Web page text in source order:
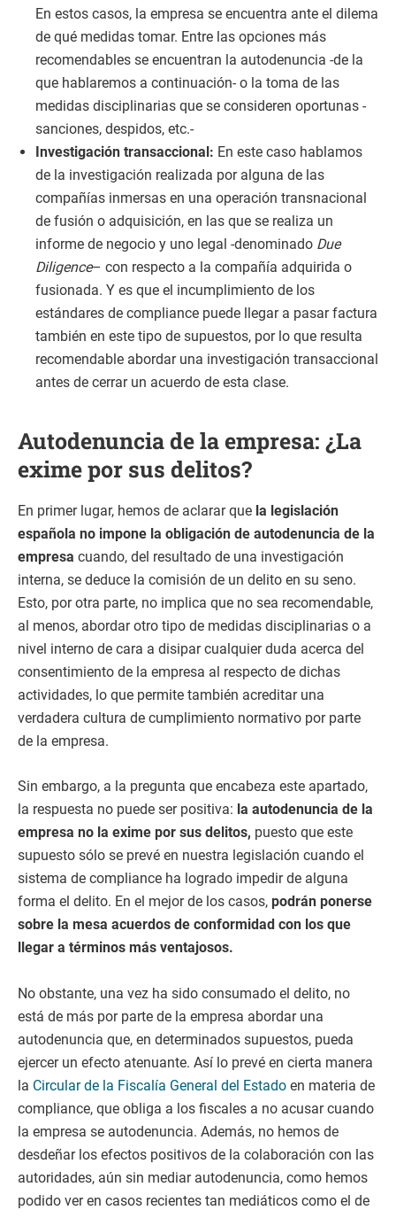
En estos casos, la empresa se encuentra ante el dilema
de qué medidas tomar. Entre las opciones más
recomendables se encuentran la autodenuncia -de la
que hablaremos a continuación- o la toma de las
medidas disciplinarias que se consideren oportunas -
sanciones, despidos, etc.-
Investigación transaccional: En este caso hablamos
de la investigación realizada por alguna de las
compañías inmersas en una operación transnacional
de fusión o adquisición, en las que se realiza un
informe de negocio y uno legal -denominado Due
Diligence– con respecto a la compañía adquirida o
fusionada. Y es que el incumplimiento de los
estándares de compliance puede llegar a pasar factura
también en este tipo de supuestos, por lo que resulta
recomendable abordar una investigación transaccional
antes de cerrar un acuerdo de esta clase.
Autodenuncia de la empresa: ¿La
exime por sus delitos?
En primer lugar, hemos de aclarar que la legislación
española no impone la obligación de autodenuncia de la
empresa cuando, del resultado de una investigación
interna, se deduce la comisión de un delito en su seno.
Esto, por otra parte, no implica que no sea recomendable,
al menos, abordar otro tipo de medidas disciplinarias o a
nivel interno de cara a disipar cualquier duda acerca del
consentimiento de la empresa al respecto de dichas
actividades, lo que permite también acreditar una
verdadera cultura de cumplimiento normativo por parte
de la empresa.
Sin embargo, a la pregunta que encabeza este apartado,
la respuesta no puede ser positiva: la autodenuncia de la
empresa no la exime por sus delitos, puesto que este
supuesto sólo se prevé en nuestra legislación cuando el
sistema de compliance ha logrado impedir de alguna
forma el delito. En el mejor de los casos, podrán ponerse
sobre la mesa acuerdos de conformidad con los que
llegar a términos más ventajosos.
No obstante, una vez ha sido consumado el delito, no
está de más por parte de la empresa abordar una
autodenuncia que, en determinados supuestos, pueda
ejercer un efecto atenuante. Así lo prevé en cierta manera
la Circular de la Fiscalía General del Estado en materia de
compliance, que obliga a los fiscales a no acusar cuando
la empresa se autodenuncia. Además, no hemos de
desdeñar los efectos positivos de la colaboración con las
autoridades, aún sin mediar autodenuncia, como hemos
podido ver en casos recientes tan mediáticos como el de